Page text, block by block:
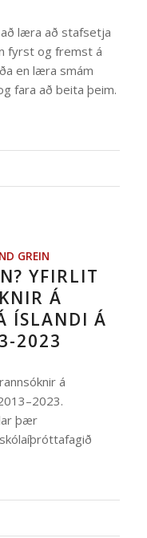
læra að stafsetja
fyrst og fremst á
en læra smám
fara að beita þeim.
GREIN
YFIRLIT
Á
ÍSLANDI Á
2023
á
þær